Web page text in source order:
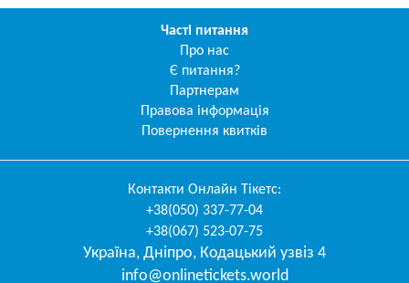
Часті питання
Про нас
Є питання?
Партнерам
Правова інформація
Повернення квитків
Контакти Онлайн Тікетс:
+38(050) 337-77-04
+38(067) 523-07-75
Україна, Дніпро, Кодацький узвіз 4
info@onlinetickets.world